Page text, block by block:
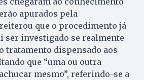
apurados pela
que o procedimento já
ser investigado se realmente
tratamento dispensado aos
que “uma ou outra
mesmo”, referindo-se a